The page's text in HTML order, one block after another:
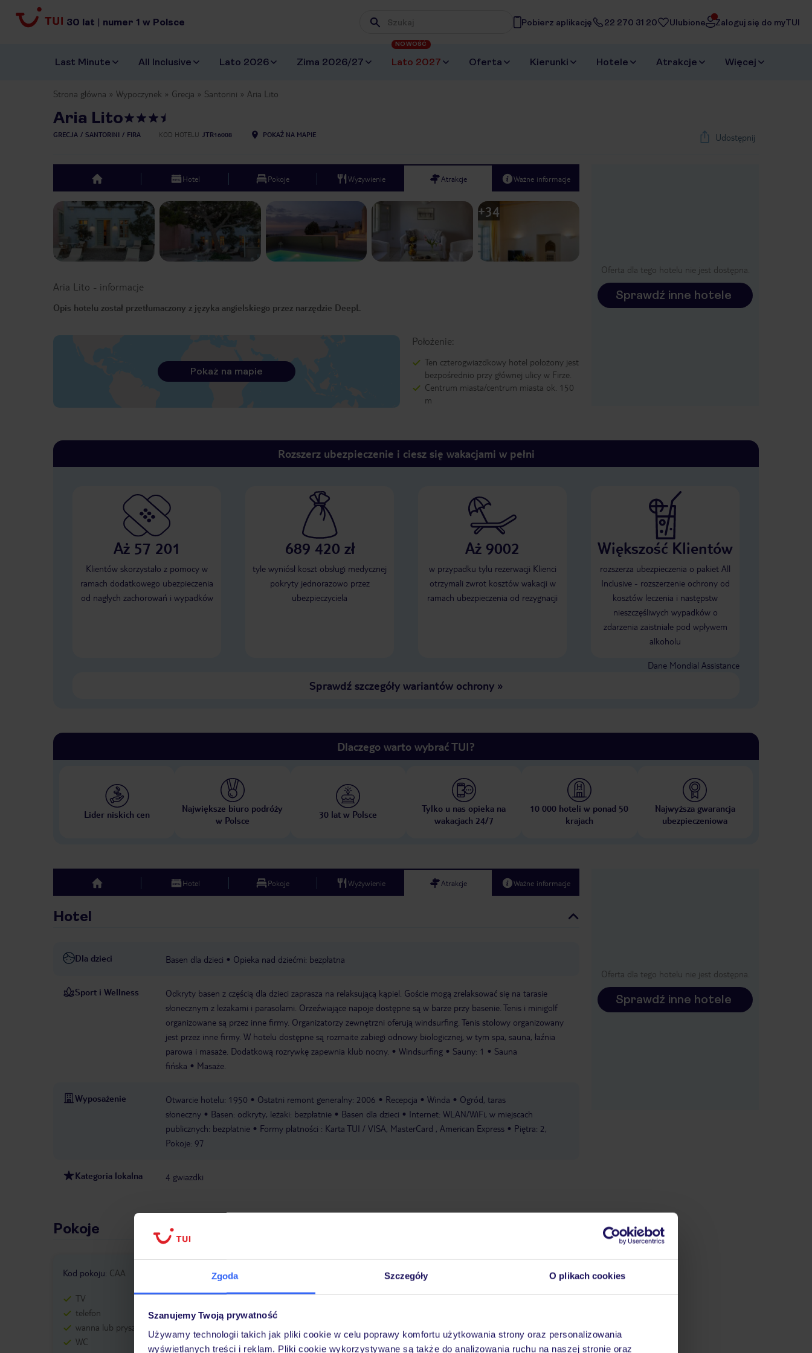
Zgoda Szczegóły O plikach cookies
Szanujemy Twoją prywatność
Używamy technologii takich jak pliki cookie w celu poprawy komfortu użytkowania strony oraz personalizowania
wyświetlanych treści i reklam. Pliki cookie wykorzystywane są także do analizowania ruchu na naszej stronie oraz
30 lat | numer 1 w Polsce Wpisz frazę, której szukasz
Pobierz aplikację 22 270 31 20 Ulubione Zaloguj się do myTUI
Last Minute All Inclusive Lato 2026 Zima 2026/27 Lato 2027
NOWOŚĆ
Oferta Kierunki Hotele Atrakcje Więcej
Strona główna Wypoczynek Grecja Santorini Aria Lito
Aria Lito
GRECJA SANTORINI FIRA KOD HOTELU JTR16008 POKAŻ NA MAPIE Udostępnij
Oferta dla tego hotelu nie jest dostępna.
Sprawdź inne hotele
top Hotel Pokoje Wyżywienie Atrakcje Ważne informacje
Previous slide Next slide
1 /40
+34
Aria Lito - informacje
Opis hotelu został przetłumaczony z języka angielskiego przez narzędzie DeepL
Położenie:
Ten czterogwiazdkowy hotel położony jest
bezpośrednio przy głównej ulicy w Firze.
Centrum miasta/centrum miasta ok. 150
m
Pokaż na mapie
Rozszerz ubezpieczenie i ciesz się wakacjami w pełni
Aż 57 201
Klientów skorzystało z pomocy w
ramach dodatkowego ubezpieczenia
od nagłych zachorowań i wypadków
689 420 zł
tyle wyniósł koszt obsługi medycznej
pokryty jednorazowo przez
ubezpieczyciela
Aż 9002
w przypadku tylu rezerwacji Klienci
otrzymali zwrot kosztów wakacji w
ramach ubezpieczenia od rezygnacji
Większość Klientów
rozszerza ubezpieczenia o pakiet All
Inclusive - rozszerzenie ochrony od
kosztów leczenia i następstw
nieszczęśliwych wypadków o
zdarzenia zaistniałe pod wpływem
alkoholu
Dane Mondial Assistance
Sprawdź szczegóły wariantów ochrony»
Dlaczego warto wybrać TUI?
Lider niskich cen
Największe biuro podróży
w Polsce
30 lat w Polsce
Tylko u nas opieka na
wakacjach 24/7
10 000 hoteli w ponad 50
krajach
Najwyższa gwarancja
ubezpieczeniowa
top Hotel Pokoje Wyżywienie Atrakcje Ważne informacje
Hotel
Dla dzieci Basen dla dzieci Opieka nad dziećmi: bezpłatna
Sport i Wellness
Odkryty basen z częścią dla dzieci zaprasza na relaksującą kąpiel. Goście mogą zrelaksować się na tarasie
słonecznym z leżakami i parasolami. Orzeźwiające napoje dostępne są w barze przy basenie. Tenis i minigolf
organizowane są przez inne firmy. Organizatorzy zewnętrzni oferują windsurfing. Tenis stołowy organizowany
jest przez inne firmy. W hotelu dostępne są rozmaite zabiegi odnowy biologicznej, w tym spa, sauna, łaźnia
parowa i masaże. Dodatkową rozrywkę zapewnia klub nocny.
Windsurfing Sauny: 1
Sauna
fińska
Masaże.
Wyposażenie Otwarcie hotelu: 1950 Ostatni remont generalny: 2006 Recepcja Winda
Ogród, taras
słoneczny
Basen: odkryty, leżaki: bezpłatnie Basen dla dzieci
Internet: WLAN/WiFi, w miejscach
publicznych: bezpłatnie
Formy płatności : Karta TUI / VISA, MasterCard , American Express
Piętra: 2,
Pokoje: 97
Kategoria lokalna 4 gwiazdki
Pokoje
Kod pokoju: CAA
TV
telefon
wanna lub prysznic
WC
TV
telefon
Kod pokoju
TV
Oferta dla tego hotelu nie jest dostępna.
Sprawdź inne hotele